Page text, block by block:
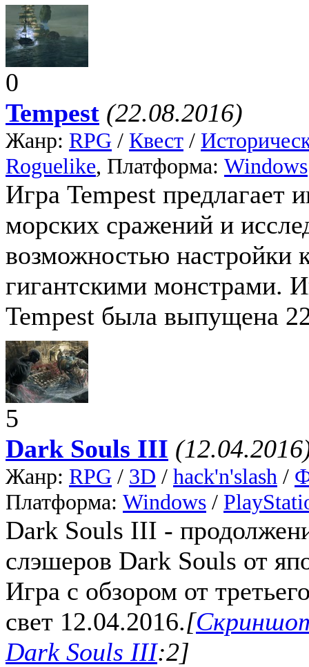
0
Tempest (22.08.2016)
Жанр: RPG / Квест /
Roguelike, Платформа: Windows
Игра Tempest предлагает
морских сражений и
возможностью настройки
гигантскими монстрами.
Tempest была выпущена
5
Dark Souls III
Жанр: RPG / 3D / hack'n'slash /
Платформа: Windows /
Dark Souls III -
слэшеров Dark Souls от
Игра с обзором от
свет 12.04.2016.[
Dark Souls III:2]